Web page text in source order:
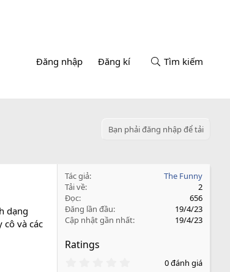
Đăng nhập Đăng kí Tìm kiếm
Bạn phải đăng nhập để tải
dạng
và các
Tác giả
The Funny
Tải về
2
Đọc
656
Đăng lần đầu
19/4/23
Cập nhật gần nhất
19/4/23
Ratings
0 đánh giá